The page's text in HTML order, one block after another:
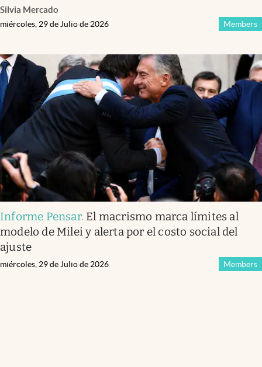
Silvia Mercado
Members
miércoles, 29 de Julio de 2026
Informe Pensar. El macrismo marca límites al
modelo de Milei y alerta por el costo social del
ajuste
Members
miércoles, 29 de Julio de 2026